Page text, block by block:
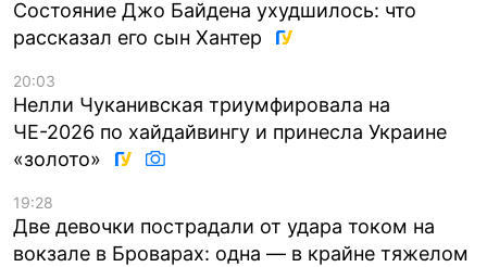
Состояние Джо Байдена ухудшилось: что
рассказал его сын Хантер
20:03
Нелли Чуканивская триумфировала на
ЧЕ-2026 по хайдайвингу и принесла Украине
«золото»
19:28
Две девочки пострадали от удара током на
вокзале в Броварах: одна — в крайне тяжелом